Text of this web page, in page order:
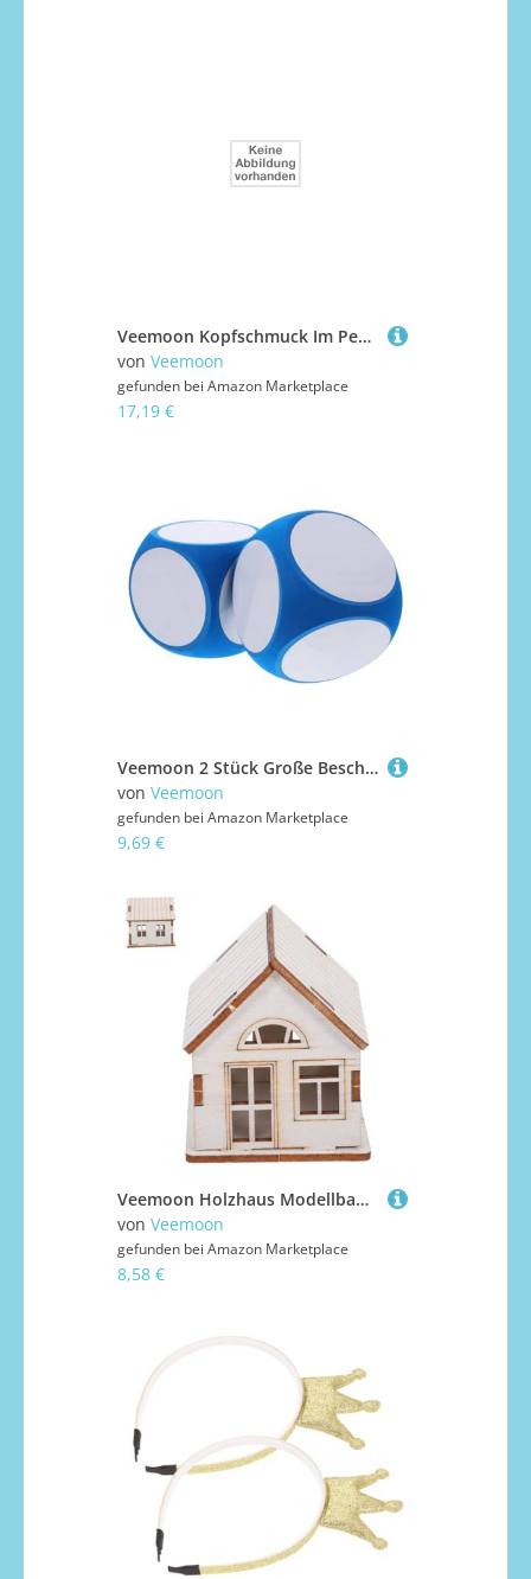
Veemoon Kopfschmuck Im Peking-oper-stil Stirnbänder Im Chinesischen Stil Für Junge Mädchen Asiatischer Hut Mit Quasten Braut-kopfschmuck Orientalische Mütze Performance-hut
von Veemoon
gefunden bei Amazon Marketplace
17,19 €
Veemoon 2 Stück Große Beschreibbare Schaumstoff würfel Abwischbare DIY Lernwürfel für Schule und Familie Wiederverwendbare Jumbo Dice für Kreative Spiele und Unterrichtsaktivitäten
von Veemoon
gefunden bei Amazon Marketplace
9,69 €
Veemoon Holzhaus Modellbausatz DIY aus Langlebigem Massivholz Detailreiches Miniatur-weihnachtshaus für Basteln und Dekoration Ideen für Erwachsene als Tischdeko und
von Veemoon
gefunden bei Amazon Marketplace
8,58 €